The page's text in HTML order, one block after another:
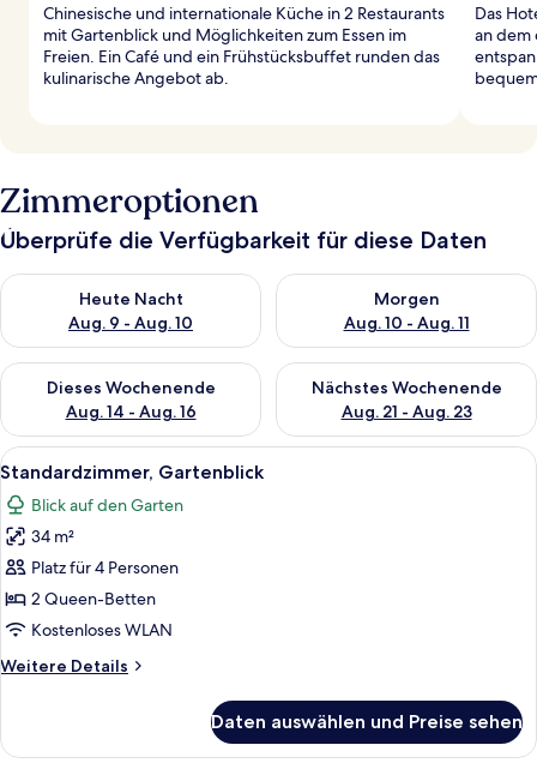
Chinesische und internationale Küche in 2 Restaurants
mit Gartenblick und Möglichkeiten zum Essen im
Freien. Ein Café und ein Frühstücksbuffet runden das
kulinarische Angebot ab.
Das
an dem
Zimmeroptionen
Überprüfe die Verfügbarkeit für diese Daten
Heute Nacht
Aug. 9 - Aug. 10
Überprüfe die Verfügbarkeit für heute Nacht, Aug. 9 - Aug.
Morgen
Aug. 10 - Aug. 11
Überprüfe die Verfügbarkeit
Dieses Wochenende
Aug. 14 - Aug. 16
Überprüfe die Verfügbarkeit für dieses Wochenende, Aug. 14
Nächstes Wochenende
Aug. 21 - Aug. 23
Überprüfe die Verfügbarkeit
Alle
Fotos
für
Standardzimmer,
Gartenblick
anzeigen
Ein Hotelzimmer mit zwei Betten,
11
Standardzimmer, Gartenblick
Blick auf den Garten
34 m²
Platz für 4 Personen
2 Queen-Betten
Kostenloses WLAN
Weitere Details
Weitere
Gartenblick
Daten auswählen und Preise sehen